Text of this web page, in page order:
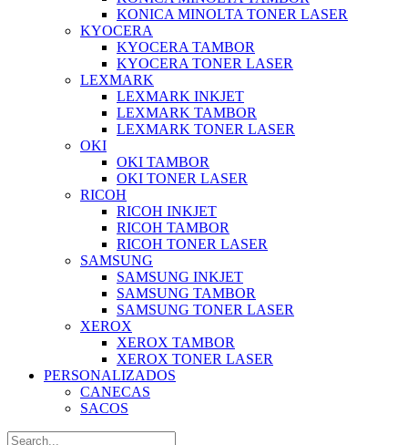
KONICA MINOLTA TONER LASER
KYOCERA
KYOCERA TAMBOR
KYOCERA TONER LASER
LEXMARK
LEXMARK INKJET
LEXMARK TAMBOR
LEXMARK TONER LASER
OKI
OKI TAMBOR
OKI TONER LASER
RICOH
RICOH INKJET
RICOH TAMBOR
RICOH TONER LASER
SAMSUNG
SAMSUNG INKJET
SAMSUNG TAMBOR
SAMSUNG TONER LASER
XEROX
XEROX TAMBOR
XEROX TONER LASER
PERSONALIZADOS
CANECAS
SACOS